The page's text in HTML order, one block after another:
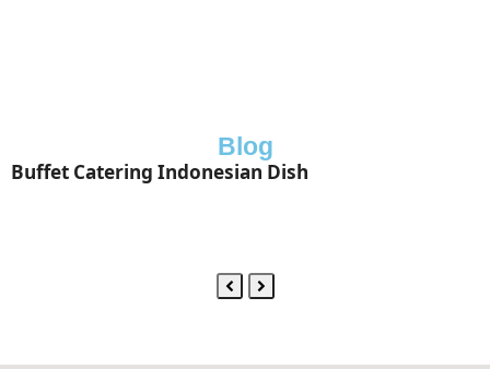
Blog
Buffet Catering Indonesian Dish